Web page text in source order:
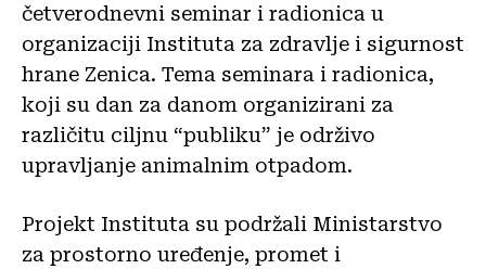
četverodnevni seminar i radionica u
organizaciji Instituta za zdravlje i sigurnost
hrane Zenica. Tema seminara i radionica,
koji su dan za danom organizirani za
različitu ciljnu “publiku” je održivo
upravljanje animalnim otpadom.
Projekt Instituta su podržali Ministarstvo
za prostorno uređenje, promet i